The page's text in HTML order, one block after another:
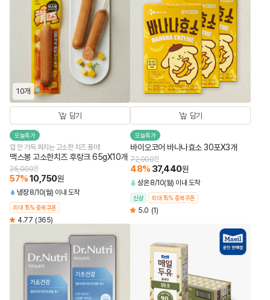
10개
담기
오늘특가
입 안 가득 퍼지는 고소한 치즈 풍미!
맥스봉 고소한치즈 후랑크 65gX10개
25,000원
57%10,750원
냉장 8/10(월) 이내 도착
최대 15% 중복쿠폰
4.77 (365)
담기
오늘특가
바이오코어 바나나효소 30포X3개
72,000원
48% 37,440원
상온 8/10(월) 이내 도착
신상 최대 15% 중복쿠폰
5.0 (1)